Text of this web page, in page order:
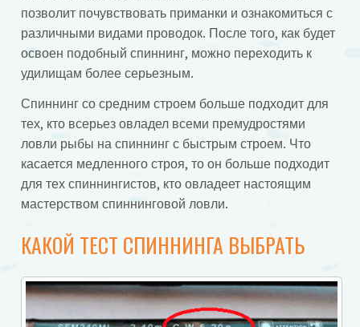
позволит почувствовать приманки и ознакомиться с
различными видами проводок. После того, как будет
освоен подобный спиннинг, можно переходить к
удилищам более серьезным.
Спиннинг со средним строем больше подходит для
тех, кто всерьез овладел всеми премудростями
ловли рыбы на спиннинг с быстрым строем. Что
касается медленного строя, то он больше подходит
для тех спиннингистов, кто овладеет настоящим
мастерством спиннинговой ловли.
КАКОЙ ТЕСТ СПИННИНГА ВЫБРАТЬ